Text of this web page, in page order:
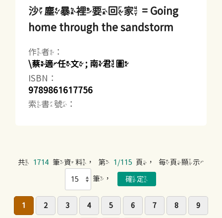
沙塵暴裡要回家 = Going
home through the sandstorm
作者：
\蔡適任文 ; 南君圖
ISBN：
9789861617756
索書號：
共 1714 筆資料，第 1/115 頁，每頁顯示
筆，
1 2 3 4 5 6 7 8 9